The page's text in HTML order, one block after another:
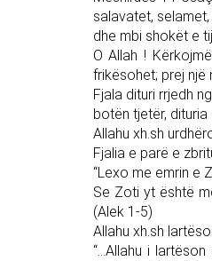
salavatet,
dhe mbi shokët e
O Allah !
frikësohet; prej një
Fjala dituri rrjedh
botën tjetër,
Allahu xh.sh
Fjalia e parë e
“Lexo me emrin e
Se Zoti yt është
(Alek 1-5)
Allahu xh.sh
“…Allahu i